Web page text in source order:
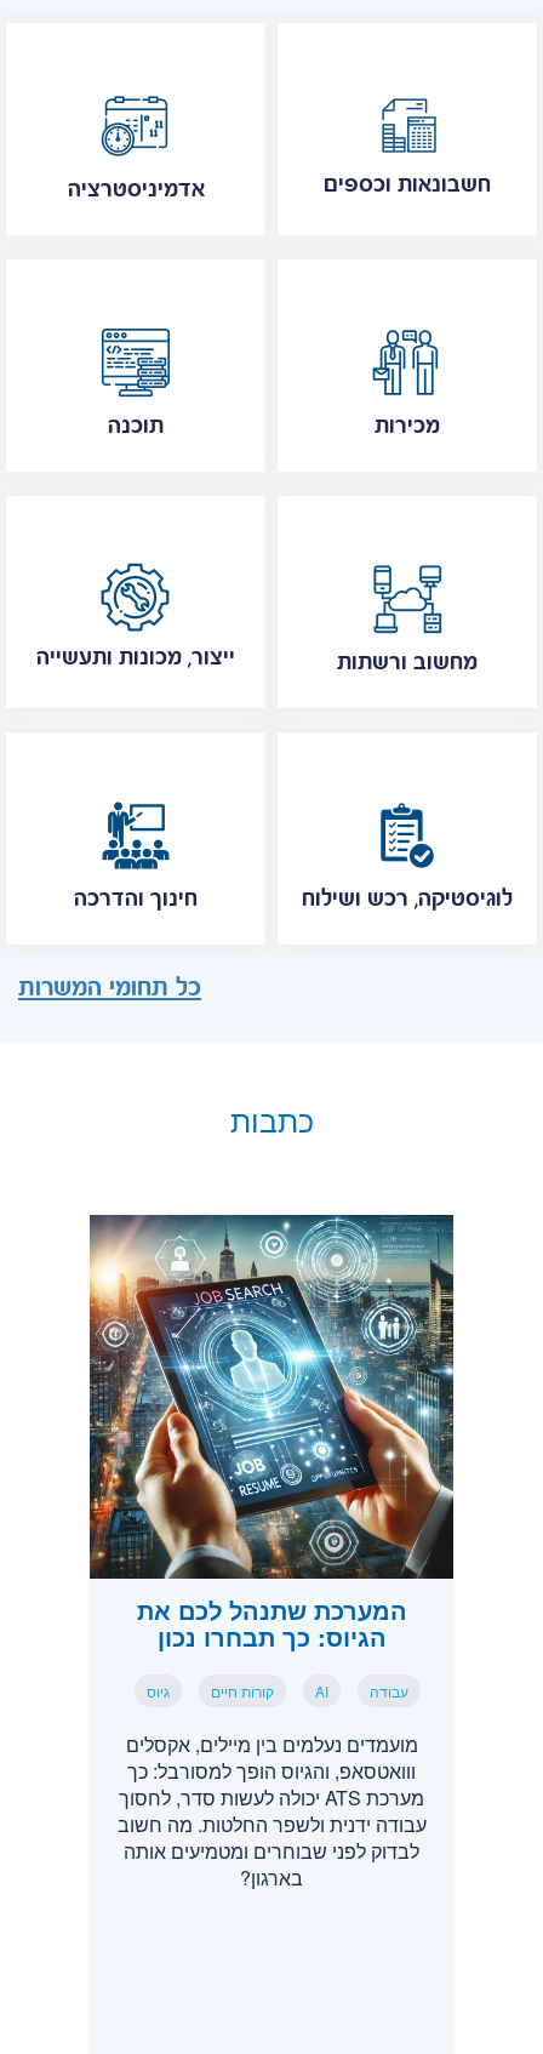
אדמיניסטרציה חשבונאות וכספים
תוכנה מכירות
ייצור, מכונות ותעשייה מחשוב ורשתות
חינוך והדרכה לוגיסטיקה, רכש ושילוח
כל תחומי המשרות
כתבות
המערכת שתנהל לכם את
הגיוס: כך תבחרו נכון
עבודה AI קורות חיים גיוס
מועמדים נעלמים בין מיילים, אקסלים
ווואטסאפ, והגיוס הופך למסורבל: כך
מערכת ATS יכולה לעשות סדר, לחסוך
עבודה ידנית ולשפר החלטות. מה חשוב
לבדוק לפני שבוחרים ומטמיעים אותה
בארגון?